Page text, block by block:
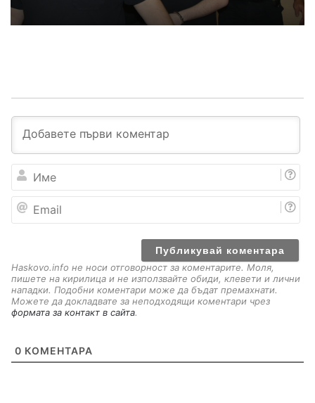
е
a
Haskovo.info не носи отговорност за коментарите. Моля,
пишете на кирилица и не използвайте обиди, клевети и лични
нападки. Подобни коментари може да бъдат премахнати.
Можете да докладвате за неподходящи коментари чрез
формата за контакт в сайта.
0 КОМЕНТАРА